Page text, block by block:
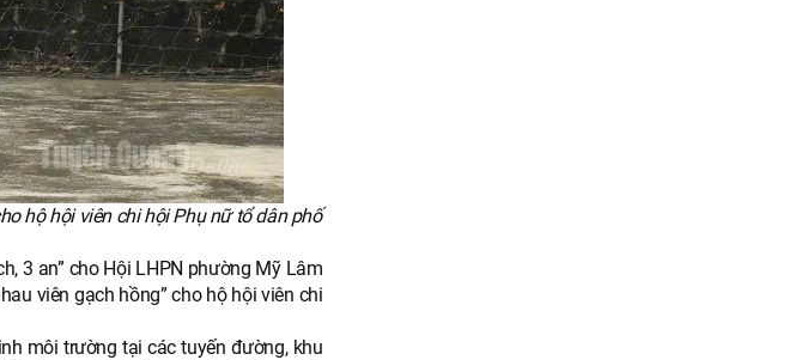
hộ hội viên chi hội Phụ nữ tổ dân phố
3 an” cho Hội LHPN phường Mỹ Lâm
viên gạch hồng” cho hộ hội viên chi
môi trường tại các tuyến đường, khu